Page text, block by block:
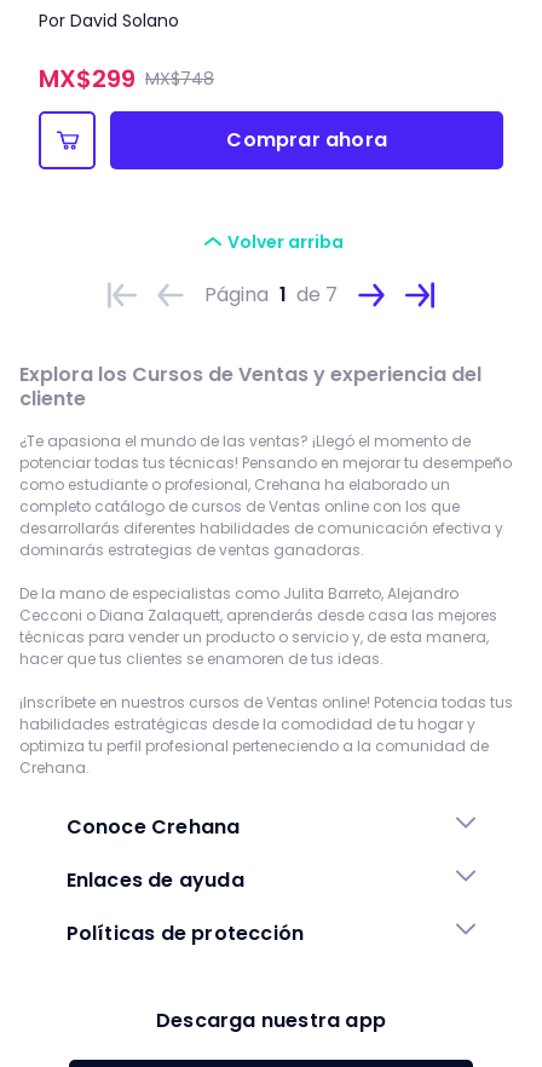
Por David Solano
MX$299 MX$748
Comprar ahora
Volver arriba
Página 1 de 7
Explora los Cursos de Ventas y experiencia del
cliente
¿Te apasiona el mundo de las ventas? ¡Llegó el momento de
potenciar todas tus técnicas! Pensando en mejorar tu desempeño
como estudiante o profesional, Crehana ha elaborado un
completo catálogo de cursos de Ventas online con los que
desarrollarás diferentes habilidades de comunicación efectiva y
dominarás estrategias de ventas ganadoras.
De la mano de especialistas como Julita Barreto, Alejandro
Cecconi o Diana Zalaquett, aprenderás desde casa las mejores
técnicas para vender un producto o servicio y, de esta manera,
hacer que tus clientes se enamoren de tus ideas.
¡Inscríbete en nuestros cursos de Ventas online! Potencia todas tus
habilidades estratégicas desde la comodidad de tu hogar y
optimiza tu perfil profesional perteneciendo a la comunidad de
Crehana.
Conoce Crehana
Enlaces de ayuda
Políticas de protección
Descarga nuestra app